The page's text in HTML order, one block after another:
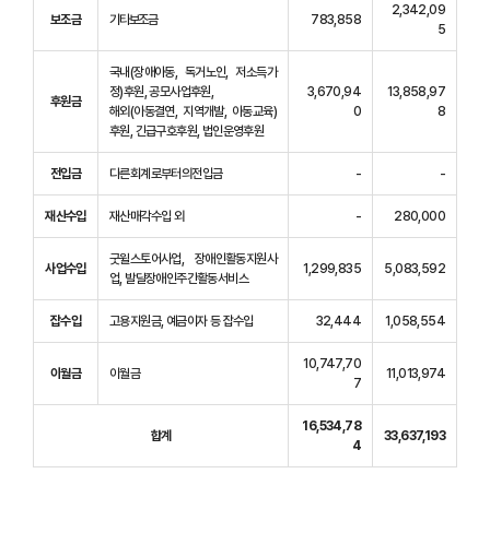
보조금 기타보조금 783,858
2,342,09
5
후원금
국내(장애아동, 독거노인, 저소득가
정)후원, 공모사업후원,
해외(아동결연, 지역개발, 아동교육)
후원, 긴급구호후원, 법인운영후원
3,670,94
0
13,858,97
8
전입금 다른회계로부터의전입금 - -
재산수입 재산매각수입 외 - 280,000
사업수입
굿윌스토어사업, 장애인활동지원사
업, 발달장애인주간활동서비스
1,299,835 5,083,592
잡수입 고용지원금, 예금이자 등 잡수입 32,444 1,058,554
이월금 이월금
10,747,70
7
11,013,974
합계
16,534,78
4
33,637,193